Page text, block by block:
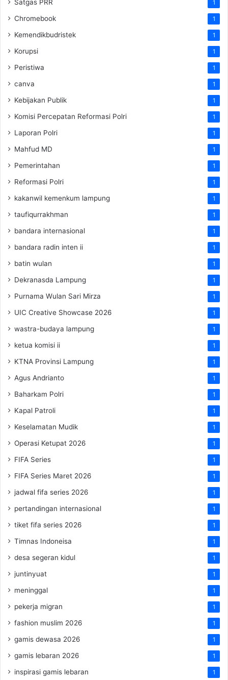
Satgas PRR 1
Chromebook 1
Kemendikbudristek 1
Korupsi 1
Peristiwa 1
canva 1
Kebijakan Publik 1
Komisi Percepatan Reformasi Polri 1
Laporan Polri 1
Mahfud MD 1
Pemerintahan 1
Reformasi Polri 1
kakanwil kemenkum lampung 1
taufiqurrakhman 1
bandara internasional 1
bandara radin inten ii 1
batin wulan 1
Dekranasda Lampung 1
Purnama Wulan Sari Mirza 1
UIC Creative Showcase 2026 1
wastra-budaya lampung 1
ketua komisi ii 1
KTNA Provinsi Lampung 1
Agus Andrianto 1
Baharkam Polri 1
Kapal Patroli 1
Keselamatan Mudik 1
Operasi Ketupat 2026 1
FIFA Series 1
FIFA Series Maret 2026 1
jadwal fifa series 2026 1
pertandingan internasional 1
tiket fifa series 2026 1
Timnas Indoneisa 1
desa segeran kidul 1
juntinyuat 1
meninggal 1
pekerja migran 1
fashion muslim 2026 1
gamis dewasa 2026 1
gamis lebaran 2026 1
inspirasi gamis lebaran 1